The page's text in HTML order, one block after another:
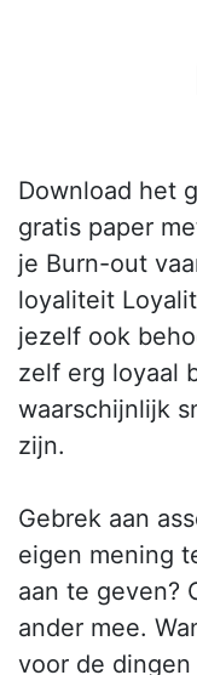
Download het
gratis paper
je Burn-out
loyaliteit
jezelf ook
zelf erg loyaal
waarschijnlijk
zijn.
Gebrek aan
eigen mening
aan te geven?
ander mee.
voor de